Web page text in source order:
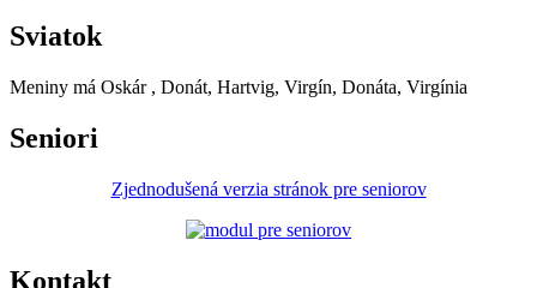
Sviatok
Meniny má Oskár , Donát, Hartvig, Virgín, Donáta, Virgínia
Seniori
Zjednodušená verzia stránok pre seniorov
Kontakt